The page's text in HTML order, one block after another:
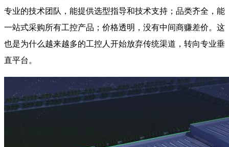
专业的技术团队，能提供选型指导和技术支持；品类齐全，能
一站式采购所有工控产品；价格透明，没有中间商赚差价。这
也是为什么越来越多的工控人开始放弃传统渠道，转向专业垂
直平台。